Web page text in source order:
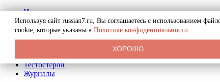
История
Биография
Криминал
Реклама на сайте
Тестостерон
Журналы
Используя сайт russian7.ru, Вы соглашаетесь с использованием
cookie, которые указаны в Политике конфиденциальности
ХОРОШО